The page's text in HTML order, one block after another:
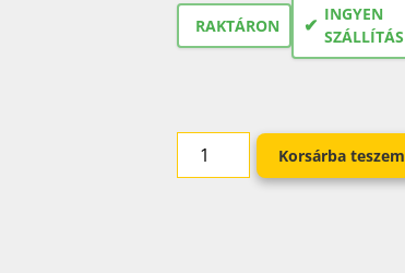
RAKTÁRON ✔ INGYEN
SZÁLLÍTÁS
Korsárba teszem